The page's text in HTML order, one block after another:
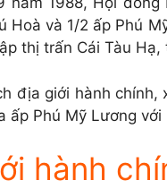
Hoà và 1/2 ấp Phú
thị trấn Cái Tàu
địa giới hành chính,
ấp Phú Mỹ Lương
hành